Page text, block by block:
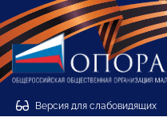
Версия для слабовидящих